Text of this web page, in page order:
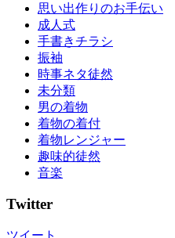
思い出作りのお手伝い
成人式
手書きチラシ
振袖
時事ネタ徒然
未分類
男の着物
着物の着付
着物レンジャー
趣味的徒然
音楽
Twitter
ツイート